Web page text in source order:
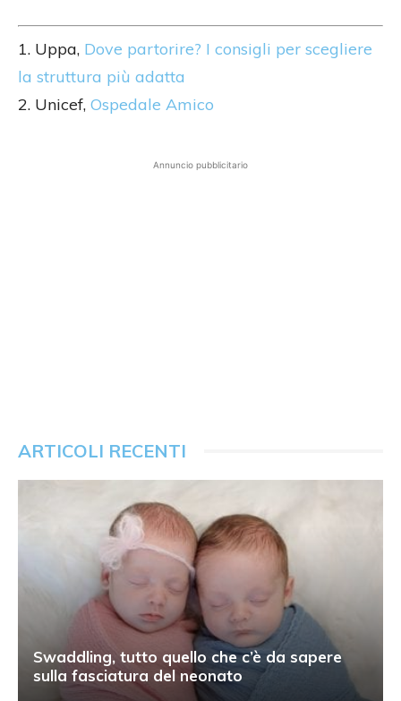
1. Uppa, Dove partorire? I consigli per scegliere
la struttura più adatta
2. Unicef, Ospedale Amico
Annuncio pubblicitario
ARTICOLI RECENTI
Swaddling, tutto quello che c’è da sapere
sulla fasciatura del neonato